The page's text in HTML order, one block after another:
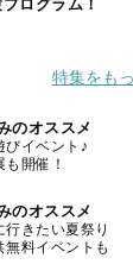
ログラム！
特集をも
のオススメ
びイベント♪
開催！
のオススメ
きたい夏祭り
料イベントも